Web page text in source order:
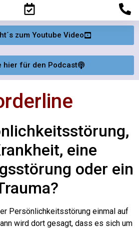
zum Youtube Video
hier für den Podcast
eine
oder ein
Persönlichkeitsstörung einmal auf
wird dort gesagt, dass es sich um